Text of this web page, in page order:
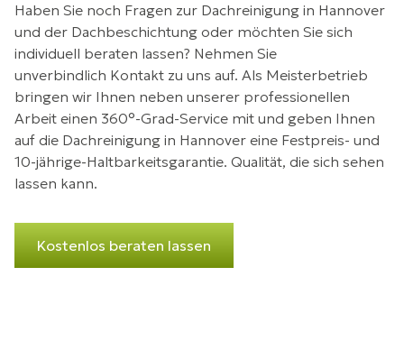
Haben Sie noch Fragen zur Dachreinigung in Hannover
und der Dachbeschichtung oder möchten Sie sich
individuell beraten lassen? Nehmen Sie
unverbindlich Kontakt zu uns auf. Als Meisterbetrieb
bringen wir Ihnen neben unserer professionellen
Arbeit einen 360°-Grad-Service mit und geben Ihnen
auf die Dachreinigung in Hannover eine Festpreis- und
10-jährige-Haltbarkeitsgarantie. Qualität, die sich sehen
lassen kann.
Kostenlos beraten lassen